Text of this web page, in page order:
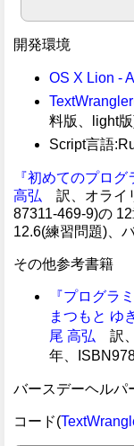
開発環境
OS X Lion -
TextWrangler
料版、light
Script言語
『初めてのプログ
高弘 訳、オライ
87311-469-9)の
12.6(練習問題)、
その他参考書籍
『プログラ
まつもと ゆ
尾 高弘 訳
年、
バースデーヘルパ
コード(